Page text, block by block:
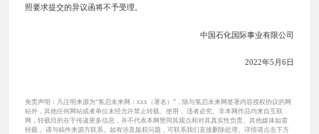
照要求提交的异议函将不予受理。
中国石化国际事业有限公司
2022年5月6日
免责声明：凡注明来源为“氢启未来网：xxx（署名）”，除与氢启未来网签署内容授权协议的网
站外，其他任何网站或者单位未经允许禁止转载、使用， 违者必究。非本网作品均来自互联
网，转载目的在于传递更多信息，并不代表本网赞同其观点和对其真实性负责。其他媒体如需
转载， 请与稿件来源方联系。如有涉及版权问题，可联系我们直接删除处理。详情请点击下方